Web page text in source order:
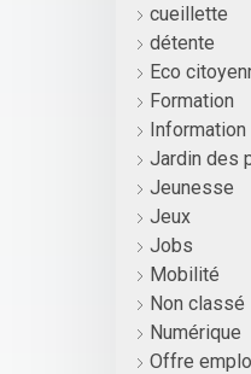
cueillette
détente
Eco
Formation
Information
Jardin des
Jeunesse
Jeux
Jobs
Mobilité
Non classé
Numérique
Offre